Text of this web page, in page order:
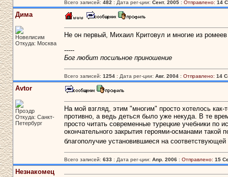
Всего записей: 482 : Дата рег-ции: Сент. 2005: Отправлено: 14
Дима
Новелисим
Откуда: Москва
Не он первый, Михаил Критовул и многие из
-----
Бог любит посильное приношение
Всего записей: 1254: Дата рег-ции: Авг. 2004: Отправлено: 14
Avtor
Проэдр
Откуда: Санкт-
Петербург
На мой взгляд, этим "многим" просто хотелось
противно, а ведь деться было уже некуда. В те
просто читать современные турецкие учебники по
окончательного закрытия героями-османами такой
благополучие установившиеся на
Всего записей: 633: Дата рег-ции: Апр. 2006: Отправлено: 15
Незнакомец